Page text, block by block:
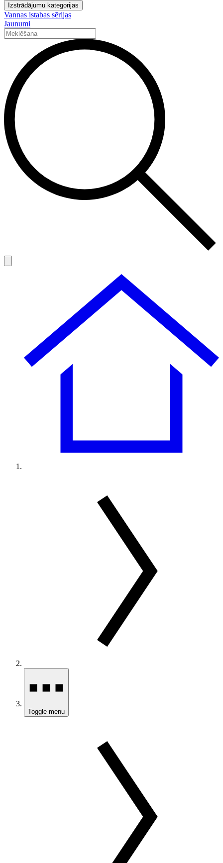
Izstrādājumu kategorijas
Vannas istabas sērijas
Jaunumi
Toggle menu